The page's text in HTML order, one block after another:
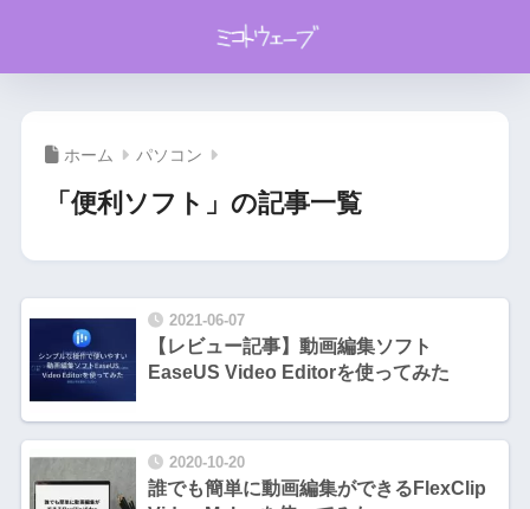
ホーム パソコン
「便利ソフト」の記事一覧
2021-06-07
【レビュー記事】動画編集ソフト
EaseUS Video Editorを使ってみた
2020-10-20
誰でも簡単に動画編集ができるFlexClip